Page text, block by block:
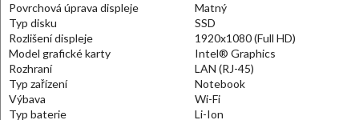
Povrchová úprava displeje
Matný
Typ disku
SSD
Rozlišení displeje
1920x1080 (Full HD)
Model grafické karty
Intel® Graphics
Rozhraní
LAN (RJ-45)
Typ zařízení
Notebook
Výbava
Wi-Fi
Typ baterie
Li-Ion